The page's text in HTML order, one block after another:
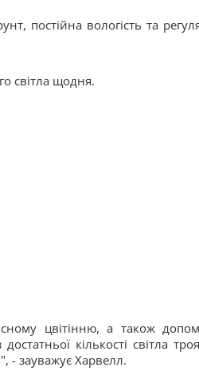
постійна вологість та
світла щодня.
цвітінню, а також
кількості світла
- зауважує Харвелл.